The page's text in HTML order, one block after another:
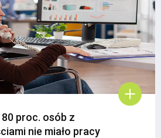
proc. osób z
nie miało pracy